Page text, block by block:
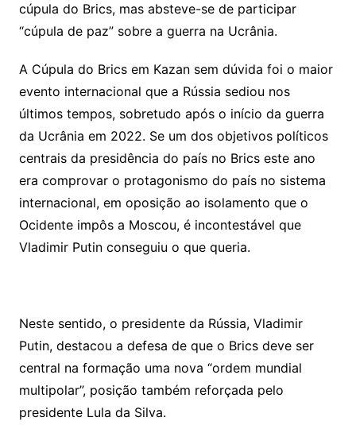
cúpula do Brics, mas absteve-se de participar
“cúpula de paz” sobre a guerra na Ucrânia.
A Cúpula do Brics em Kazan sem dúvida foi o maior
evento internacional que a Rússia sediou nos
últimos tempos, sobretudo após o início da guerra
da Ucrânia em 2022. Se um dos objetivos políticos
centrais da presidência do país no Brics este ano
era comprovar o protagonismo do país no sistema
internacional, em oposição ao isolamento que o
Ocidente impôs a Moscou, é incontestável que
Vladimir Putin conseguiu o que queria.
Neste sentido, o presidente da Rússia, Vladimir
Putin, destacou a defesa de que o Brics deve ser
central na formação uma nova “ordem mundial
multipolar”, posição também reforçada pelo
presidente Lula da Silva.